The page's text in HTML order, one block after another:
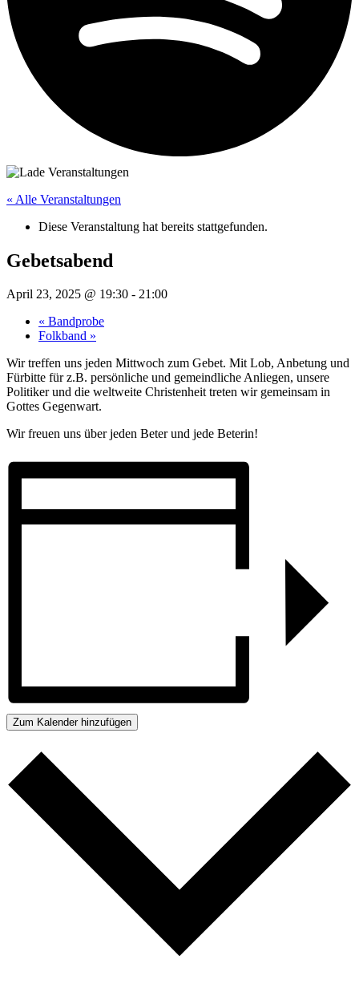
« Alle Veranstaltungen
Diese Veranstaltung hat bereits stattgefunden.
Gebetsabend
April 23, 2025 @ 19:30 - 21:00
« Bandprobe
Folkband »
Wir tre­f­fen uns jeden Mittwoch zum Gebet. Mit Lob, Anbe­tung und
Für­bitte für z.B. per­sön­liche und gemeindliche Anliegen, unsere
Poli­tik­er und die weltweite Chris­ten­heit treten wir gemein­sam in
Gottes Gegen­wart.
Wir freuen uns über jeden Beter und jede Beterin!
Zum Kalender hinzufügen